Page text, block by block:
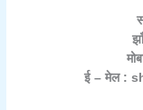
ई – मेल :